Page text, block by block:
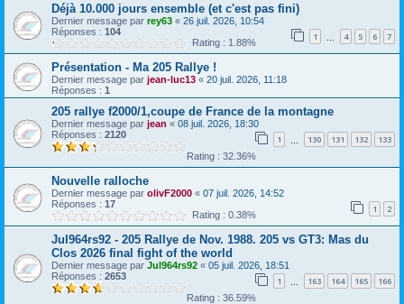
Déjà 10.000 jours ensemble (et c'est pas fini)
Dernier message par rey63 « 26 juil. 2026, 10:54
Réponses : 104 1 4 5 6 7
Rating : 1.88%
Présentation - Ma 205 Rallye !
Dernier message par jean-luc13 « 20 juil. 2026, 11:18
Réponses : 1
205 rallye f2000/1,coupe de France de la montagne
Dernier message par jean « 08 juil. 2026, 18:30
Réponses : 2120 1 130 131 132 133
Rating : 32.36%
Nouvelle ralloche
Dernier message par olivF2000 « 07 juil. 2026, 14:52
Réponses : 17 1 2
Rating : 0.38%
Jul964rs92 - 205 Rallye de Nov. 1988. 205 vs GT3: Mas du
Clos 2026 final fight of the world
Dernier message par Jul964rs92 « 05 juil. 2026, 18:51
Réponses : 2653 1 163 164 165 166
Rating : 36.59%